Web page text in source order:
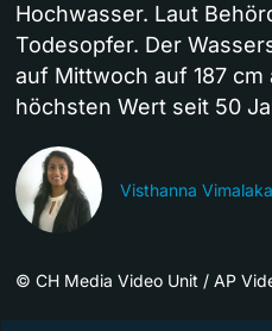
Hochwasser. Laut
Todesopfer. Der
auf Mittwoch auf 187
höchsten Wert seit 50
Visthanna
© CH Media Video Unit / AP